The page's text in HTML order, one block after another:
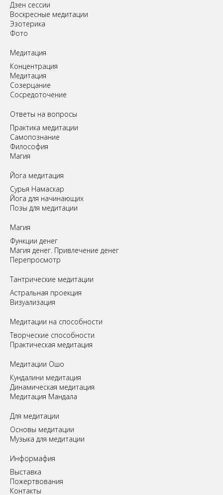
Дзен сессии
Воскресные медитации
Эзотерика
Фото
Медитация
Концентрация
Медитация
Созерцание
Сосредоточение
Ответы на вопросы
Практика медитации
Самопознание
Философия
Магия
Йога медитация
Сурья Намаскар
Йога для начинающих
Позы для медитации
Магия
Функции денег
Магия денег. Привлечение денег
Перепросмотр
Tантрические медитации
Астральная проекция
Визуализация
Медитации на способности
Творческие способности
Практическая медитация
Медитации Ошо
Кундалини медитация
Динамическая медитация
Медитация Мандала
Для медитации
Основы медитации
Музыка для медитации
Информафия
Выставка
Пожертвования
Контакты